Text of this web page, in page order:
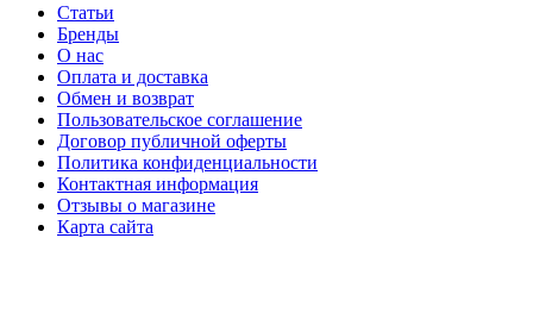
Статьи
Бренды
О нас
Оплата и доставка
Обмен и возврат
Пользовательское соглашение
Договор публичной оферты
Политика конфиденциальности
Контактная информация
Отзывы о магазине
Карта сайта